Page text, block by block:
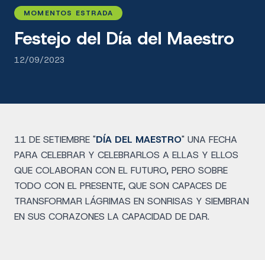
MOMENTOS ESTRADA
Festejo del Día del Maestro
12/09/2023
11 DE SETIEMBRE "DÍA DEL MAESTRO" UNA FECHA
PARA CELEBRAR Y CELEBRARLOS A ELLAS Y ELLOS
QUE COLABORAN CON EL FUTURO, PERO SOBRE
TODO CON EL PRESENTE, QUE SON CAPACES DE
TRANSFORMAR LÁGRIMAS EN SONRISAS Y SIEMBRAN
EN SUS CORAZONES LA CAPACIDAD DE DAR.